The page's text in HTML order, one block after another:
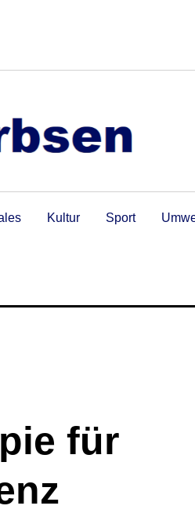
Kultur Sport
für